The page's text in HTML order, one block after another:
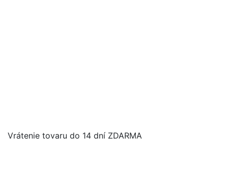
Vrátenie tovaru do 14 dní ZDARMA